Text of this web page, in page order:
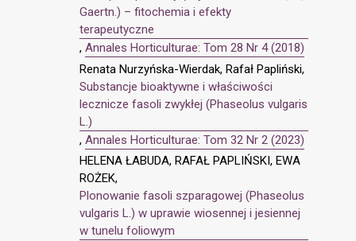
Gaertn.) – fitochemia i efekty
terapeutyczne
, Annales Horticulturae: Tom 28 Nr 4 (2018)
Renata Nurzyńska-Wierdak, Rafał Papliński,
Substancje bioaktywne i właściwości
lecznicze fasoli zwykłej (Phaseolus vulgaris
L.)
, Annales Horticulturae: Tom 32 Nr 2 (2023)
HELENA ŁABUDA, RAFAŁ PAPLIŃSKI, EWA
ROŻEK,
Plonowanie fasoli szparagowej (Phaseolus
vulgaris L.) w uprawie wiosennej i jesiennej
w tunelu foliowym